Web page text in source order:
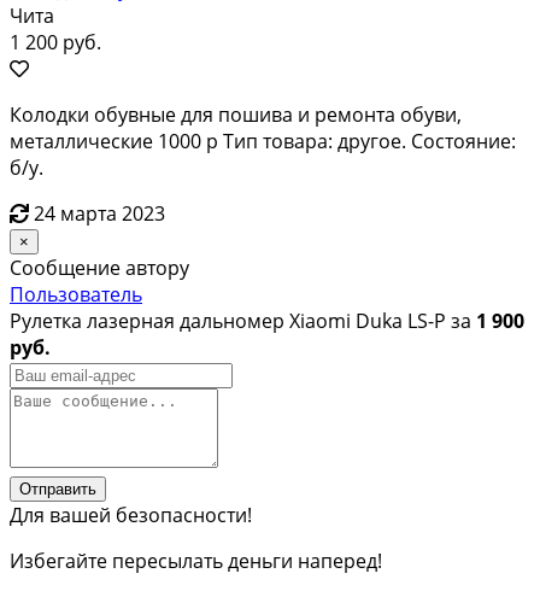
Чита
1 200 руб.
Колодки обувные для пошива и ремонта обуви,
металлические 1000 р Тип товара: другое. Состояние:
б/у.
24 марта 2023
×
Сообщение автору
Пользователь
Рулетка лазерная дальномер Xiaomi Duka LS-P за 1 900
руб.
Отправить
Для вашей безопасности!
Избегайте пересылать деньги наперед!